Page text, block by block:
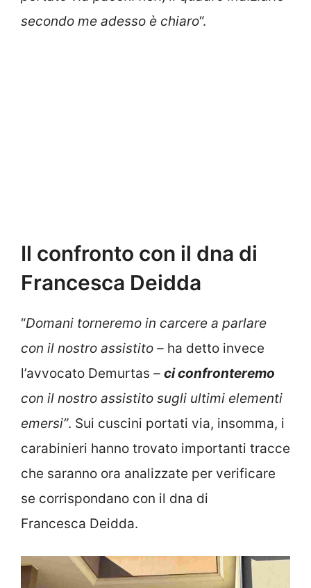
secondo me adesso è chiaro“.
Il confronto con il dna di
Francesca Deidda
“Domani torneremo in carcere a parlare
con il nostro assistito – ha detto invece
l’avvocato Demurtas – ci confronteremo
con il nostro assistito sugli ultimi elementi
emersi”. Sui cuscini portati via, insomma, i
carabinieri hanno trovato importanti tracce
che saranno ora analizzate per verificare
se corrispondano con il dna di
Francesca Deidda.